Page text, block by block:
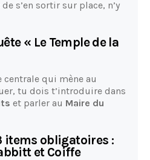
s’en sortir sur place, n’y
« Le Temple de la
centrale qui mène au
tu dois t’introduire dans
et parler au Maire du
items obligatoires :
et Coiffe